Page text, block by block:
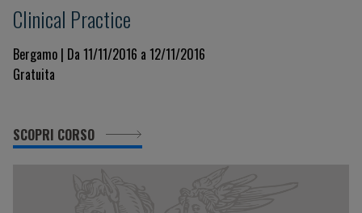
Clinical Practice
Bergamo | Da 11/11/2016 a 12/11/2016
Gratuita
SCOPRI CORSO